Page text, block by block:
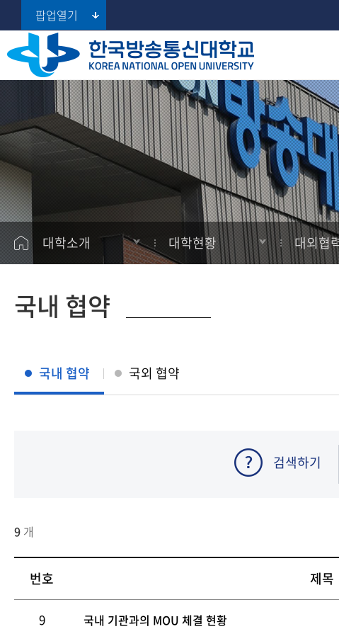
팝업열기
대학소개
총장실
대학현황
주요현황
구성원현황
대학자체평가
대외협력
학칙 및 규정
대학홍보
정보공개
대학
대학원
경영대학원
프라임칼리지
(100% 온라인 학사학위과정)
대학
대학원
경영대학원
프라임칼리지
공지사항
학사일정
학습
학적
장학
등록
자격증
학습지원
학생지원
학생활동
사잇길
AI 학습지원
지역대학 포털
서울지역대학
부산지역대학
대구경북지역대학
인천지역대학
광주전남지역대학
대전충남지역대학
울산지역대학
강원지역대학
충북지역대학
경남지역대학
제주지역대학
대학소개 대학현황 대외협
국내 협약
국내 협약 국외 협약
검색하기
9 개
번호 제목
9 국내 기관과의 MOU 체결 현황